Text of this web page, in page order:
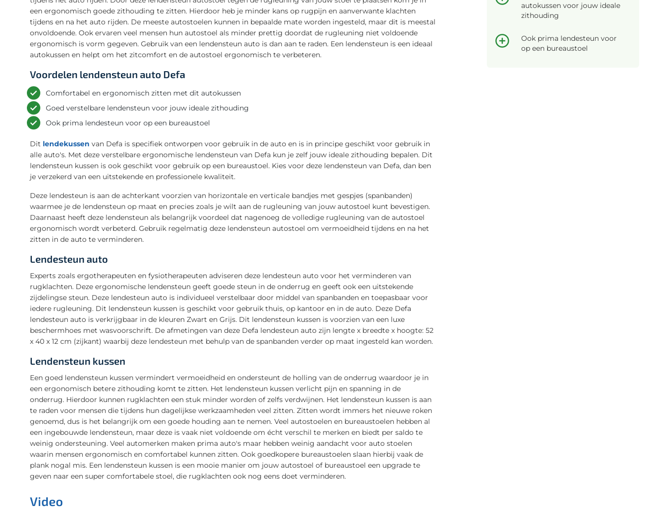
een ergonomisch goede zithouding te zitten. Hierdoor heb je minder kans op rugpijn en aanverwante klachten
tijdens en na het auto rijden. De meeste autostoelen kunnen in bepaalde mate worden ingesteld, maar dit is meestal
onvoldoende. Ook ervaren veel mensen hun autostoel als minder prettig doordat de rugleuning niet voldoende
ergonomisch is vorm gegeven. Gebruik van een lendensteun auto is dan aan te raden. Een lendensteun is een ideaal
autokussen en helpt om het zitcomfort en de autostoel ergonomisch te verbeteren.
Voordelen lendensteun auto Defa
Comfortabel en ergonomisch zitten met dit autokussen
Goed verstelbare lendensteun voor jouw ideale zithouding
Ook prima lendesteun voor op een bureaustoel
Dit lendekussen van Defa is specifiek ontworpen voor gebruik in de auto en is in principe geschikt voor gebruik in
alle auto's. Met deze verstelbare ergonomische lendensteun van Defa kun je zelf jouw ideale zithouding bepalen. Dit
lendensteun kussen is ook geschikt voor gebruik op een bureaustoel. Kies voor deze lendensteun van Defa, dan ben
je verzekerd van een uitstekende en professionele kwaliteit.
Deze lendesteun is aan de achterkant voorzien van horizontale en verticale bandjes met gespjes (spanbanden)
waarmee je de lendensteun op maat en precies zoals je wilt aan de rugleuning van jouw autostoel kunt bevestigen.
Daarnaast heeft deze lendensteun als belangrijk voordeel dat nagenoeg de volledige rugleuning van de autostoel
ergonomisch wordt verbeterd. Gebruik regelmatig deze lendensteun autostoel om vermoeidheid tijdens en na het
zitten in de auto te verminderen.
Lendesteun auto
Experts zoals ergotherapeuten en fysiotherapeuten adviseren deze lendesteun auto voor het verminderen van
rugklachten. Deze ergonomische lendensteun geeft goede steun in de onderrug en geeft ook een uitstekende
zijdelingse steun. Deze lendesteun auto is individueel verstelbaar door middel van spanbanden en toepasbaar voor
iedere rugleuning. Dit lendensteun kussen is geschikt voor gebruik thuis, op kantoor en in de auto. Deze Defa
lendesteun auto is verkrijgbaar in de kleuren Zwart en Grijs. Dit lendensteun kussen is voorzien van een luxe
beschermhoes met wasvoorschrift. De afmetingen van deze Defa lendesteun auto zijn lengte x breedte x hoogte: 52
x 40 x 12 cm (zijkant) waarbij deze lendesteun met behulp van de spanbanden verder op maat ingesteld kan worden.
Lendensteun kussen
Een goed lendensteun kussen vermindert vermoeidheid en ondersteunt de holling van de onderrug waardoor je in
een ergonomisch betere zithouding komt te zitten. Het lendensteun kussen verlicht pijn en spanning in de
onderrug. Hierdoor kunnen rugklachten een stuk minder worden of zelfs verdwijnen. Het lendensteun kussen is aan
te raden voor mensen die tijdens hun dagelijkse werkzaamheden veel zitten. Zitten wordt immers het nieuwe roken
genoemd, dus is het belangrijk om een goede houding aan te nemen. Veel autostoelen en bureaustoelen hebben al
een ingebouwde lendensteun, maar deze is vaak niet voldoende om écht verschil te merken en biedt per saldo te
weinig ondersteuning. Veel automerken maken prima auto's maar hebben weinig aandacht voor auto stoelen
waarin mensen ergonomisch en comfortabel kunnen zitten. Ook goedkopere bureaustoelen slaan hierbij vaak de
plank nogal mis. Een lendensteun kussen is een mooie manier om jouw autostoel of bureaustoel een upgrade te
geven naar een super comfortabele stoel, die rugklachten ook nog eens doet verminderen.
Video
autokussen voor jouw ideale
zithouding
Ook prima lendesteun voor
op een bureaustoel